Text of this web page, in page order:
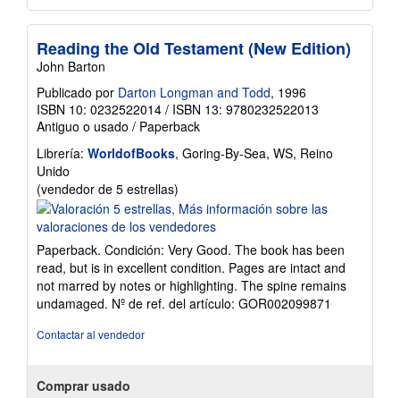
Reading the Old Testament (New Edition)
John Barton
Publicado por Darton Longman and Todd, 1996
ISBN 10: 0232522014 / ISBN 13: 9780232522013
Antiguo o usado / Paperback
Librería: WorldofBooks, Goring-By-Sea, WS, Reino
Unido
(vendedor de 5 estrellas)
del
vendedor:
de
5
estrellas
Paperback. Condición: Very Good. The book has been
read, but is in excellent condition. Pages are intact and
not marred by notes or highlighting. The spine remains
undamaged. Nº de ref. del artículo: GOR002099871
Contactar al vendedor
Comprar usado